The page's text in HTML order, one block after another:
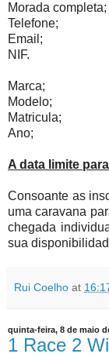
Morada completa;
Telefone;
Email;
NIF.
Marca;
Modelo;
Matricula;
Ano;
A data limite
Consoante as
uma caravana
chegada
sua
Rui Coelho at
quinta-feira, 8 de maio
1 Race 2